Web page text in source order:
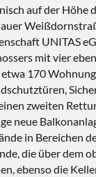
auf der Höhe
UNITAS
mit vier
170
zweiten
neue
in Bereichen
die über dem
ebenso die